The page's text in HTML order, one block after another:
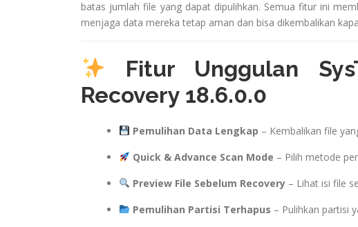
batas jumlah file yang dapat dipulihkan. Semua fitur ini
menjaga data mereka tetap aman dan bisa dikembalikan
Fitur Unggulan
Recovery 18.6.0.0
Pemulihan Data Lengkap – Kembalikan file
Quick & Advance Scan Mode – Pilih metode
Preview File Sebelum Recovery– Lihat isi file
Pemulihan Partisi Terhapus – Pulihkan partisi